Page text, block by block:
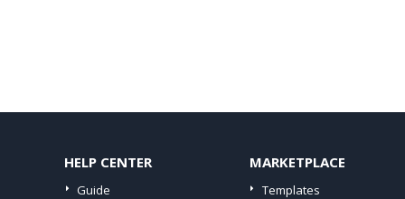
HELP CENTER
Guide
MARKETPLACE
Templates